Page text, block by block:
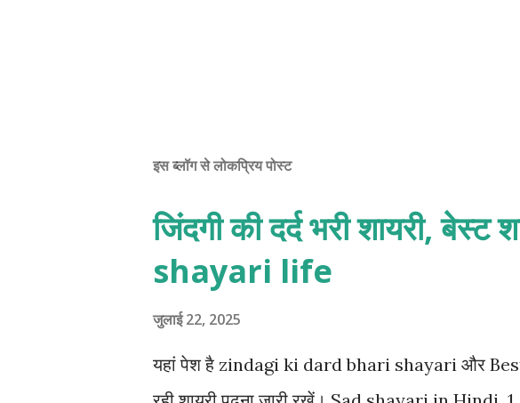
इस ब्लॉग से लोकप्रिय पोस्ट
जिंदगी की दर्द भरी शायरी, बेस्ट
shayari life
जुलाई 22, 2025
यहां पेश है zindagi ki dard bhari shayari और